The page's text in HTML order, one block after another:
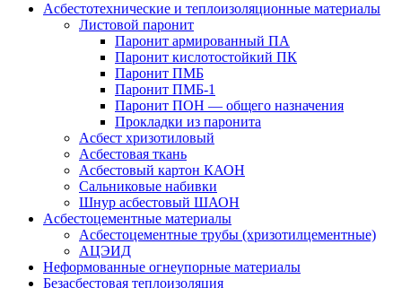
Асбестотехнические и теплоизоляционные материалы
Листовой паронит
Паронит армированный ПА
Паронит кислотостойкий ПК
Паронит ПМБ
Паронит ПМБ-1
Паронит ПОН — общего назначения
Прокладки из паронита
Асбест хризотиловый
Асбестовая ткань
Асбестовый картон КАОН
Сальниковые набивки
Шнур асбестовый ШАОН
Асбестоцементные материалы
Асбестоцементные трубы (хризотилцементные)
АЦЭИД
Неформованные огнеупорные материалы
Безасбестовая теплоизоляция